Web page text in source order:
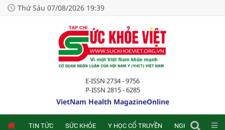
Thứ Sáu 07/08/2026 19:39
E-ISSN 2734 - 9756
P-ISSN 2815 - 6285
VietNam Health MagazineOnline
TIN TỨC SỨC KHỎE Y HỌC CỔ TRUYỀN NGHIÊN CỨU